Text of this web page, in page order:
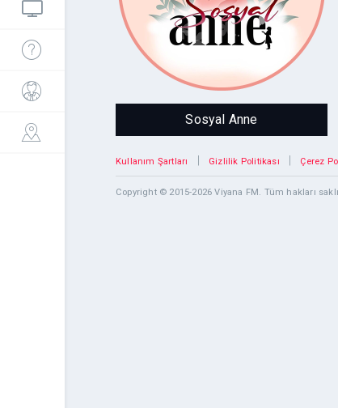
Sosyal Anne
Avusturya’dan Türkiyeye
UMUT. Desteklerinizi bekleyen
binlerce çocuk var!
Sosyal Anne
Kullanım Şartları Gizlilik Politikası Çerez
Copyright © 2015-2026 Viyana FM. Tüm hakları